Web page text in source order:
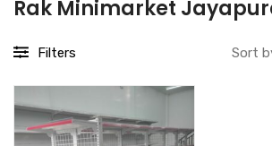
Rak Minimarket
Filters Sort